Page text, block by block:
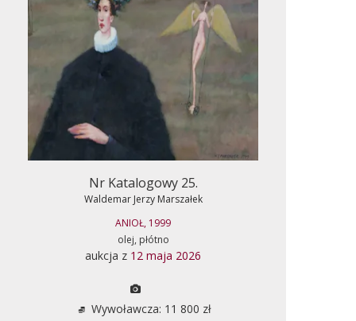
Nr Katalogowy 25.
Waldemar Jerzy Marszałek
ANIOŁ, 1999
olej, płótno
aukcja z 12 maja 2026
Wywoławcza: 11 800 zł